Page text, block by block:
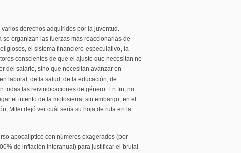
derechos adquiridos por la juventud.
organizan las fuerzas más reaccionarias de
el sistema financiero-especulativo, la
conscientes de que el ajuste que necesitan no
del salario, sino que necesitan avanzar en
laboral, de la salud, de la educación, de
todas las reivindicaciones de género. En fin, no
el intento de la motosierra, sin embargo, en el
Milei dejó ver cuál sería su hoja de ruta en la
apocalíptico con números exagerados (por
de inflación interanual) para justificar el brutal